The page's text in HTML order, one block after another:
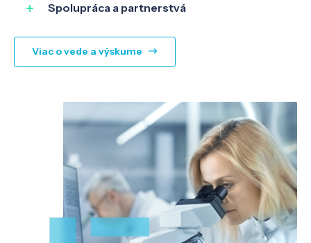
Spolupráca a partnerstvá
Viac o vede a výskume